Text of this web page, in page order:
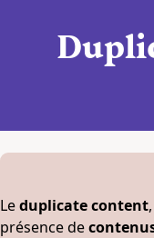
Leduplicate content
présence de